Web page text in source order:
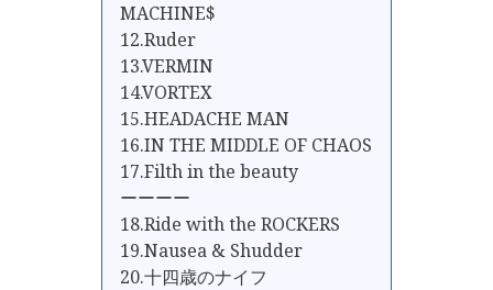
MACHINE$
12.Ruder
13.VERMIN
14.VORTEX
15.HEADACHE MAN
16.IN THE MIDDLE OF CHAOS
17.Filth in the beauty
ーーーー
18.Ride with the ROCKERS
19.Nausea & Shudder
20.十四歳のナイフ